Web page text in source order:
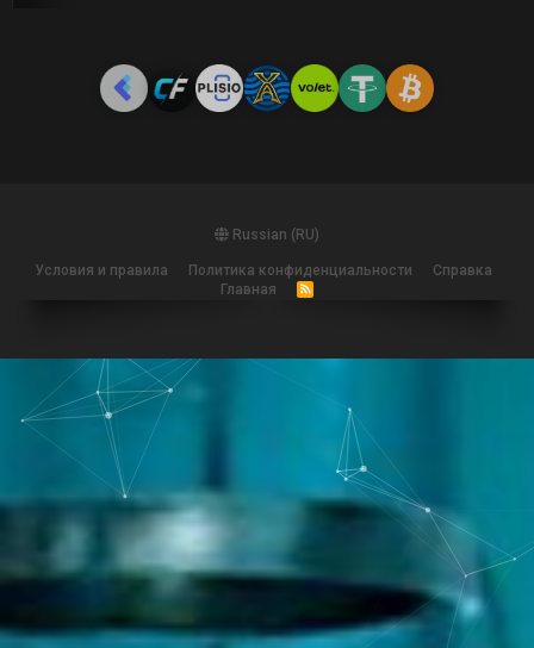
Russian (RU)
Условия и правила Политика конфиденциальности
Справка
Главная
R